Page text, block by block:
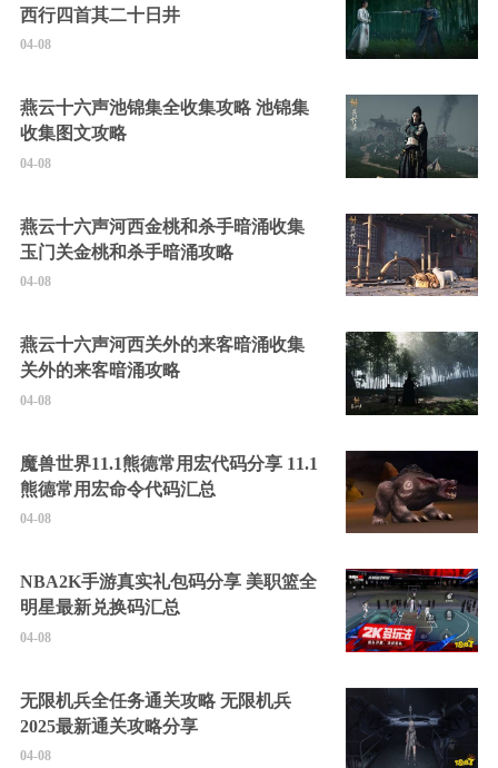
西行四首其二十日井
04-08
燕云十六声池锦集全收集攻略 池锦集
收集图文攻略
04-08
燕云十六声河西金桃和杀手暗涌收集
玉门关金桃和杀手暗涌攻略
04-08
燕云十六声河西关外的来客暗涌收集
关外的来客暗涌攻略
04-08
魔兽世界11.1熊德常用宏代码分享 11.1
熊德常用宏命令代码汇总
04-08
NBA2K手游真实礼包码分享 美职篮全
明星最新兑换码汇总
04-08
无限机兵全任务通关攻略 无限机兵
2025最新通关攻略分享
04-08